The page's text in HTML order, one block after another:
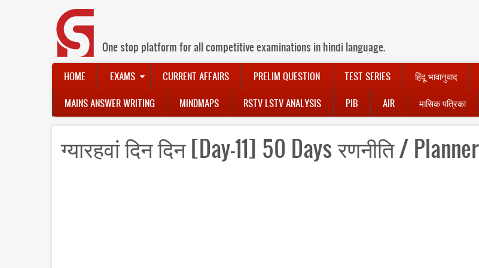
One stop platform for all competitive examinations in hindi language.
Main
navigation
HOME EXAMS CURRENT AFFAIRS PRELIM QUESTION TEST SERIES हिंदू भावानुवाद
MAINS ANSWER WRITING MINDMAPS RSTV LSTV ANALYSIS PIB AIR मासिक पत्रिका
ग्यारहवां दिन दिन [Day-11] 50 Days‬ ‪रणनीति‬ ‪/ Planner‬